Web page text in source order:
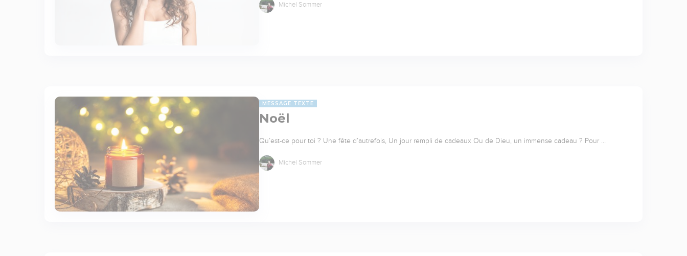
Michel Sommer
MESSAGE TEXTE
Noël
Qu’est-ce pour toi ? Une fête d’autrefois, Un jour rempli de cadeaux Ou de Dieu, un immense cadeau ? Pour …
Michel Sommer